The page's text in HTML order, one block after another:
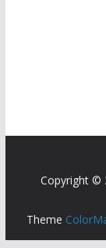
Copyright ©
Theme